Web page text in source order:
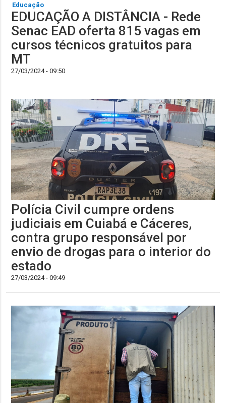
Educação
EDUCAÇÃO A DISTÂNCIA - Rede
Senac EAD oferta 815 vagas em
cursos técnicos gratuitos para
MT
27/03/2024 - 09:50
Polícia Civil cumpre ordens
judiciais em Cuiabá e Cáceres,
contra grupo responsável por
envio de drogas para o interior do
estado
27/03/2024 - 09:49